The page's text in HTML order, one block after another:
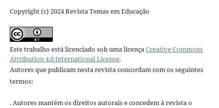
Copyright (c) 2024 Revista Temas em Educação
Este trabalho está licenciado sob uma licençaCreative Commons
Attribution 4.0 International License.
Autores que publicam nesta revista concordam com os seguintes
termos:
. Autores mantém os direitos autorais e concedem à revista o